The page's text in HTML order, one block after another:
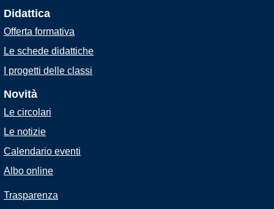
Didattica
Offerta formativa
Le schede didattiche
I progetti delle classi
Novità
Le circolari
Le notizie
Calendario eventi
Albo online
Trasparenza